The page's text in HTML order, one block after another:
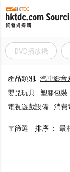
DVD播放機
產品類別: 汽車影音
嬰兒玩具
塑膠包裝
電視遊戲設備
消費
篩選 排序 ： 最